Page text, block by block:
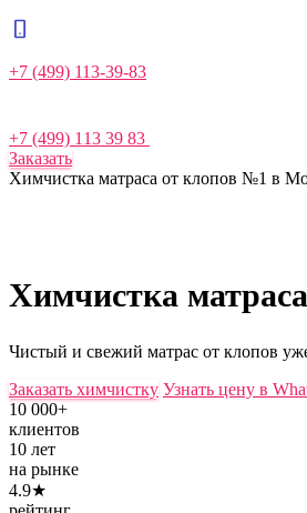
+7 (499) 113-39-83
+7 (499) 113 39 83
Заказать
Химчистка матраса от клопов №1 в
Химчистка
Чистый и свежий матрас от клопов
Заказать химчистку Узнать цену в
10 000+
клиентов
10 лет
на рынке
4.9★